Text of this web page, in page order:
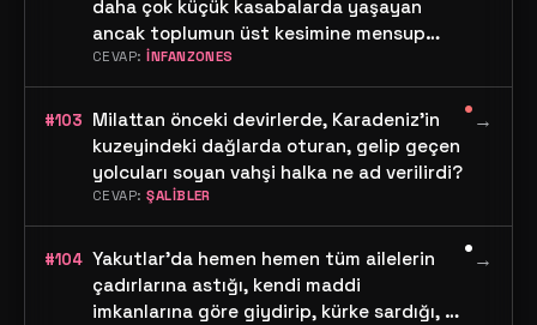
daha çok küçük kasabalarda yaşayan
ancak toplumun üst kesimine mensup
insanlara ne ad verilirdi? (Orijinal İsim)
CEVAP:İNFANZONES
#103 Milattan önceki devirlerde, Karadeniz'in
kuzeyindeki dağlarda oturan, gelip geçen
yolcuları soyan vahşi halka ne ad verilirdi?
CEVAP:ŞALİBLER
•→
#104 Yakutlar'da hemen hemen tüm ailelerin
çadırlarına astığı, kendi maddi
imkanlarına göre giydirip, kürke sardığı, el
•→